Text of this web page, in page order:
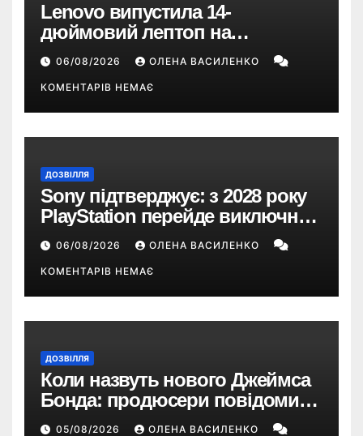
Lenovo випустила 14-
дюймовий лептоп на
Snapdragon X2 з автономністю
понад 33 години
06/08/2026 ОЛЕНА ВАСИЛЕНКО
КОМЕНТАРІВ НЕМАЄ
ДОЗВІЛЛЯ
Sony підтверджує: з 2028 року
PlayStation перейде виключно
на цифрові ігри
06/08/2026 ОЛЕНА ВАСИЛЕНКО
КОМЕНТАРІВ НЕМАЄ
ДОЗВІЛЛЯ
Коли назвуть нового Джеймса
Бонда: продюсери повідомили
про терміни кастингу
05/08/2026 ОЛЕНА ВАСИЛЕНКО